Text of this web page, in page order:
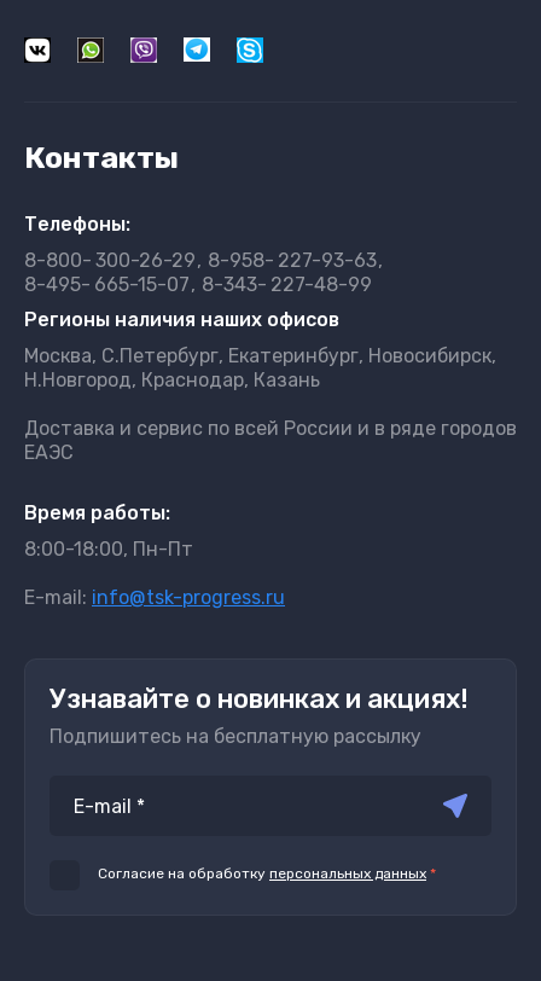
Контакты
Телефоны:
8-800- 300-26-29 8-958- 227-93-63
8-495- 665-15-07 8-343- 227-48-99
Регионы наличия наших офисов
Москва, С.Петербург, Екатеринбург, Новосибирск,
Н.Новгород, Краснодар, Казань
Доставка и сервис по всей России и в ряде городов
ЕАЭС
Время работы:
8:00-18:00, Пн-Пт
E-mail: info@tsk-progress.ru
Узнавайте о новинках и акциях!
Подпишитесь на бесплатную рассылку
Согласие на обработку персональных данных *